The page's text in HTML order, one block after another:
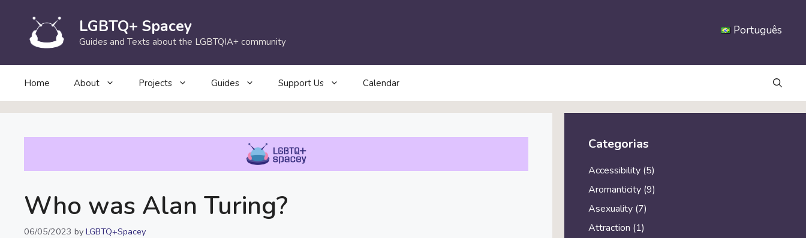
content
LGBTQ+ Spacey
Guides and Texts about the LGBTQIA+ community
Português
Home About Projects Guides Support Us Calendar
Who was Alan Turing?
06/05/2023 by LGBTQ+Spacey
Categorias
Accessibility(5)
Aromanticity(9)
Asexuality(7)
Attraction (1)